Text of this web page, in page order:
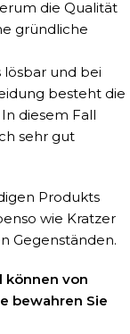
die Qualität
gründliche
lösbar und bei
besteht die
diesem Fall
sehr gut
Produkts
wie Kratzer
Gegenständen.
können von
bewahren Sie